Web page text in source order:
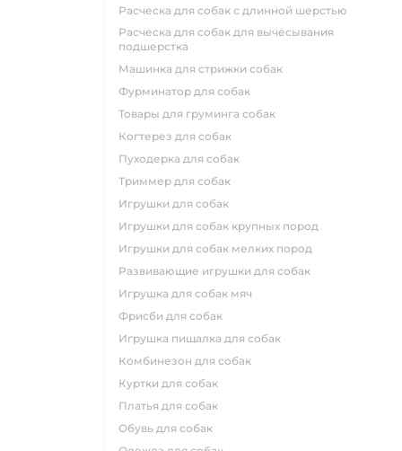
расческа для собак с длинной шерстью
расческа для собак для вычесывания
подшерстка
машинка для стрижки собак
фурминатор для собак
товары для груминга собак
когтерез для собак
пуходерка для собак
триммер для собак
игрушки для собак
игрушки для собак крупных пород
игрушки для собак мелких пород
развивающие игрушки для собак
игрушка для собак мяч
фрисби для собак
игрушка пищалка для собак
комбинезон для собак
куртки для собак
платья для собак
обувь для собак